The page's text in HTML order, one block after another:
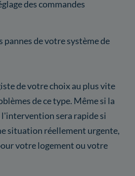
des commandes
de votre système de
de votre choix au plus vite
de ce type. Même si la
sera rapide si
situation réellement urgente,
votre logement ou votre